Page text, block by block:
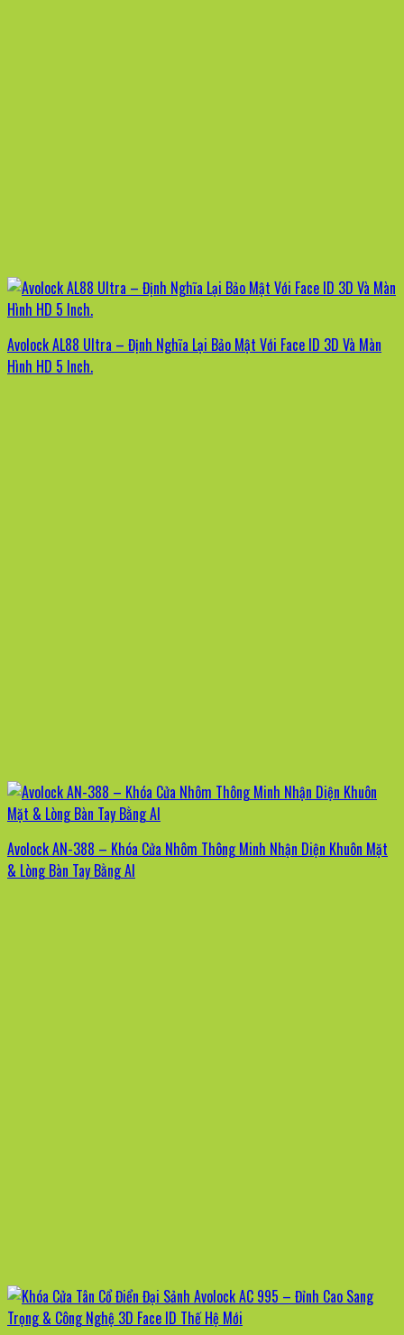
Avolock AL88 Ultra – Định Nghĩa Lại Bảo Mật Với Face ID 3D Và Màn
Hình HD 5 Inch.
Avolock AN-388 – Khóa Cửa Nhôm Thông Minh Nhận Diện Khuôn Mặt
& Lòng Bàn Tay Bằng AI